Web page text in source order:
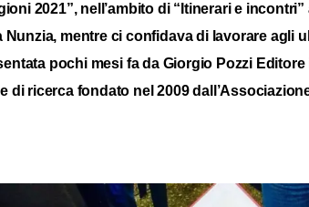
2021”, nell’ambito di “Itinerari e
mentre ci confidava di lavorare agli
pochi mesi fa da Giorgio Pozzi
di ricerca fondato nel 2009